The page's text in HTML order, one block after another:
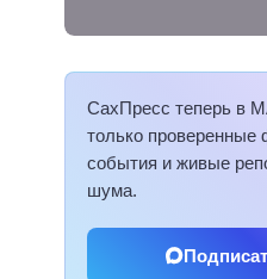
СахПресс теперь в
только
события и живые
шума.